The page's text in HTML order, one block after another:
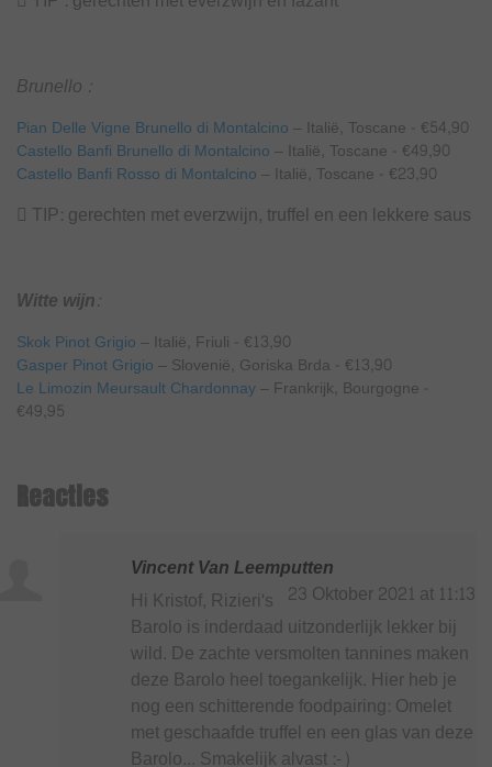
Brunello :
Pian Delle Vigne Brunello di Montalcino– Italië, Toscane - €54,90
Castello Banfi Brunello di Montalcino– Italië, Toscane - €49,90
Castello Banfi Rosso di Montalcino– Italië, Toscane - €23,90
 TIP: gerechten met everzwijn, truffel en een lekkere saus
Witte wijn:
Skok Pinot Grigio– Italië, Friuli - €13,90
Gasper Pinot Grigio– Slovenië, Goriska Brda - €13,90
Le Limozin Meursault Chardonnay– Frankrijk, Bourgogne -
€49,95
Reacties
Vincent Van Leemputten
23 Oktober 2021 at 11:13
Hi Kristof, Rizieri's
Barolo is inderdaad uitzonderlijk lekker bij
wild. De zachte versmolten tannines maken
deze Barolo heel toegankelijk. Hier heb je
nog een schitterende foodpairing: Omelet
met geschaafde truffel en een glas van deze
Barolo... Smakelijk alvast :-)